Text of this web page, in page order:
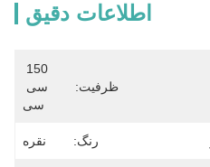
اطلاعات دقیق
ظرفیت:
سی
رنگ: نقره